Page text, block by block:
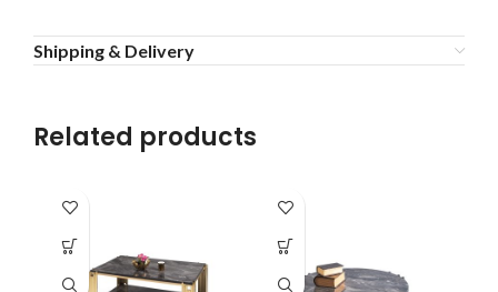
Shipping & Delivery
Related products